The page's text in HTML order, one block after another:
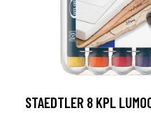
STAEDTLER 8 KPL